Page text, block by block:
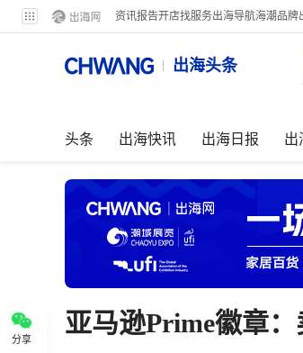
资讯报告开店找服务出海导航海潮品牌
出海头条
头条 出海快讯 出海日报 出
分享
亚马逊Prime徽章